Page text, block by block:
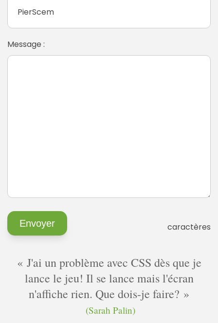
Message :
caractères
J'ai un problème avec CSS dès que je
lance le jeu! Il se lance mais l'écran
n'affiche rien. Que dois-je faire?
(Sarah Palin)